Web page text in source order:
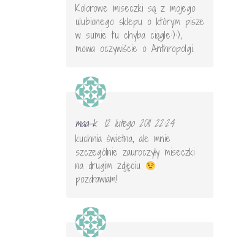
Kolorowe miseczki są z mojego
ulubionego sklepu o którym pisze
w sumie tu chyba ciągle:):),
mowa oczywiście o Anthropolgi.
maa-k
12 lutego 2011 22:24
kuchnia świetna, ale mnie
szczególnie zauroczyły miseczki
na drugim zdjęciu
pozdrawiam!